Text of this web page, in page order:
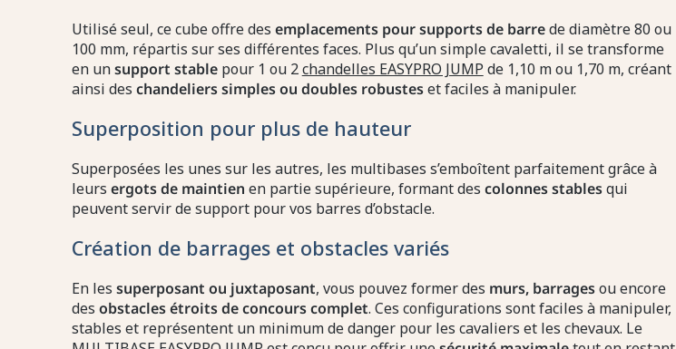
Utilisé seul, ce cube offre des emplacements pour supports de barrede diamètre 80 ou
100 mm, répartis sur ses différentes faces. Plus qu’un simple cavaletti, il se transforme
en unsupport stablepour 1 ou 2chandelles EASYPRO JUMP de 1,10 m ou 1,70 m, créant
ainsi des chandeliers simples ou doubles robusteset faciles à manipuler.
Superposition pour plus de hauteur
Superposées les unes sur les autres, les multibases s’emboîtent parfaitement grâce à
leurs ergots de maintien en partie supérieure, formant des colonnes stablesqui
peuvent servir de support pour vos barres d’obstacle.
Création de barrages et obstacles variés
En les superposant ou juxtaposant, vous pouvez former des murs, barragesou encore
des obstacles étroits de concours complet. Ces configurations sont faciles à manipuler,
stables et représentent un minimum de danger pour les cavaliers et les chevaux. Le